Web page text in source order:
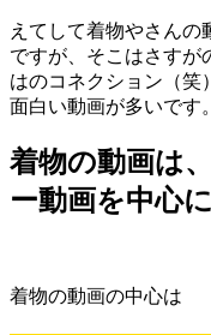
えてして着物やさんの
ですが、そこはさすが
はのコネクション（笑
面白い動画が多いです。
着物の動画は
ー動画を中心に
着物の動画の中心は